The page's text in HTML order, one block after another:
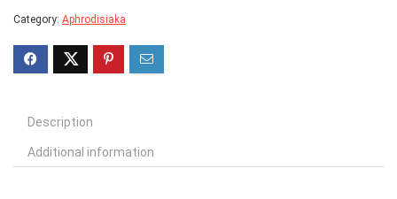
Category: Aphrodisiaka
Description
Additional information